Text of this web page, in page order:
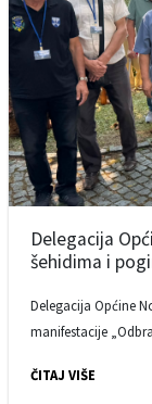
Delegacija
šehidima i
Delegacija Općine
manifestacije
ČITAJ VIŠE